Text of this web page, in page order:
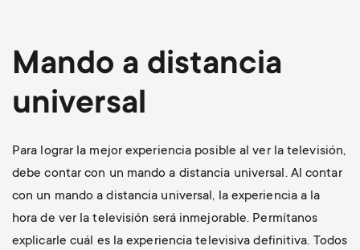
Mando a distancia
universal
Para lograr la mejor experiencia posible al ver la televisión,
debe contar con un mando a distancia universal. Al contar
con un mando a distancia universal, la experiencia a la
hora de ver la televisión será inmejorable. Permítanos
explicarle cuál es la experiencia televisiva definitiva. Todos